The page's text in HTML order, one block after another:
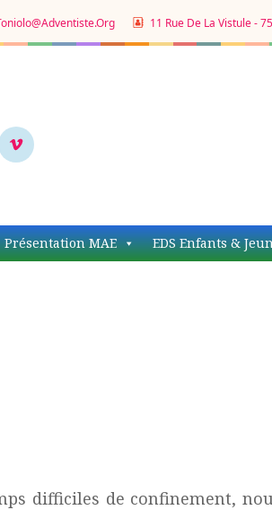
11 Rue De La Vistule -
Vimeo
Présentation MAE EDS Enfants &
difficiles de confinement,